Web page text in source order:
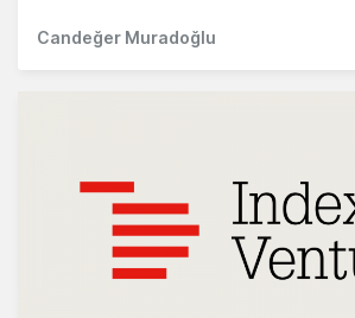
Candeğer Muradoğlu